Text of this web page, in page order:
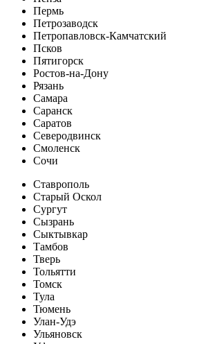
Пермь
Петрозаводск
Петропавловск-Камчатский
Псков
Пятигорск
Ростов-на-Дону
Рязань
Самара
Саранск
Саратов
Северодвинск
Смоленск
Сочи
Ставрополь
Старый Оскол
Сургут
Сызрань
Сыктывкар
Тамбов
Тверь
Тольятти
Томск
Тула
Тюмень
Улан-Удэ
Ульяновск